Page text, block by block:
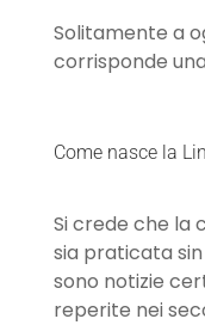
Solitamente a
corrisponde
Come nasce la
Si crede che la
sia praticata
sono notizie
reperite nei